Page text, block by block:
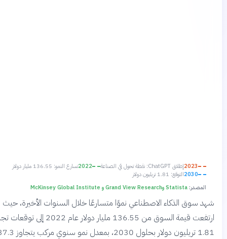
إطلاق ChatGPT: نقطة تحول في الصناعة 2022تسارع النمو: 136.55 مليار دولار
التوقع: 1.81 تريليون دولار
Statista وGrand View Research و McKinsey Global Institute
الذكاء الاصطناعي نموًا متسارعًا خلال السنوات الأخيرة، حيث
ارتفعت قيمة السوق من 136.55 مليار دولار عام 2022 إلى توقعات تجاوز
1.81 تريليون دولار بحلول 2030، بمعدل نمو سنوي مركب يتجاوز 37.3%.